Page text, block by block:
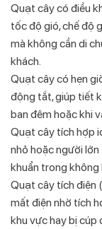
Quạt cây có điều
tốc độ gió, chế độ
mà không cần di
khách.
Quạt cây có hẹn
động tắt, giúp tiết
ban đêm hoặc khi
Quạt cây tích hợp
nhỏ hoặc người
khuẩn trong không
Quạt cây tích điện
mất điện nhờ tích
khu vực hay bị cúp